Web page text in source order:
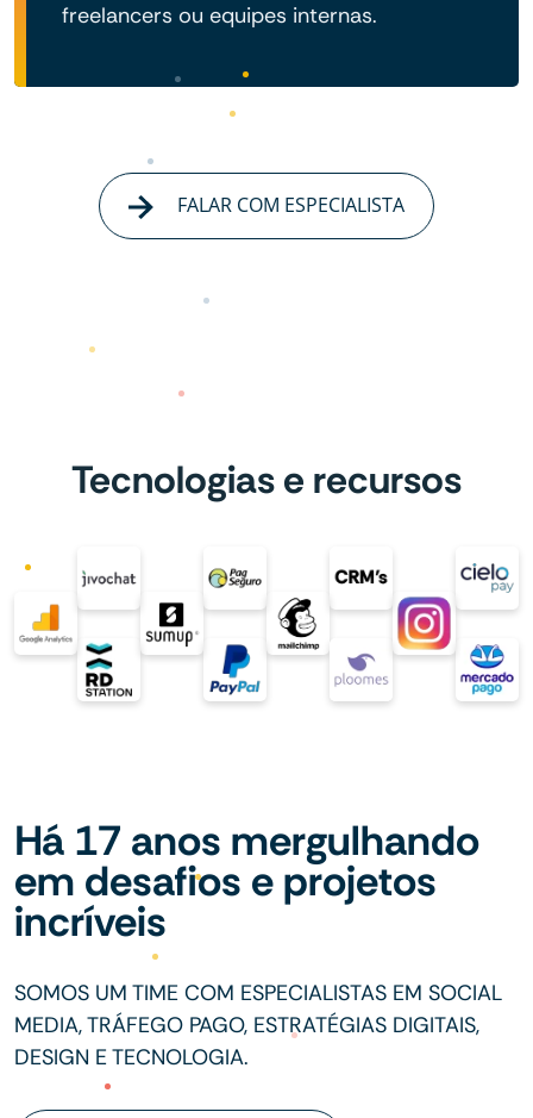
freelancers ou equipes internas.
FALAR COM ESPECIALISTA
Tecnologias e recursos
Há 17 anos mergulhando
em desafios e projetos
incríveis
SOMOS UM TIME COM ESPECIALISTAS EM SOCIAL
MEDIA, TRÁFEGO PAGO, ESTRATÉGIAS DIGITAIS,
DESIGN E TECNOLOGIA.